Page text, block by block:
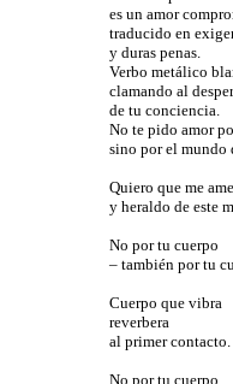
es un amor
traducido en
y duras penas.
Verbo metálico
clamando al
de tu conciencia.
No te pido amor
sino por el mundo
Quiero que me
y heraldo de este
No por tu cuerpo
– también por tu
Cuerpo que vibra
reverbera
al primer contacto.
No por tu cuerpo